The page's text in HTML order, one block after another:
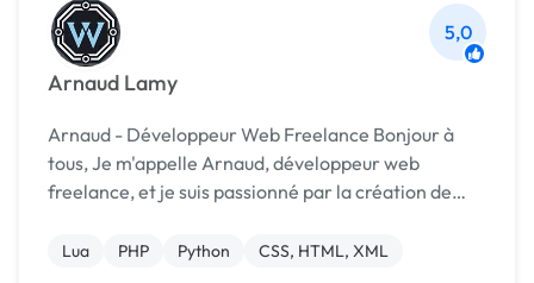
Arnaud Lamy
5,0
Arnaud - Développeur Web Freelance Bonjour à
tous, Je m'appelle Arnaud, développeur web
freelance, et je suis passionné par la création de
Avec une solide expérience dans le développement
Lua PHP Python CSS, HTML, XML